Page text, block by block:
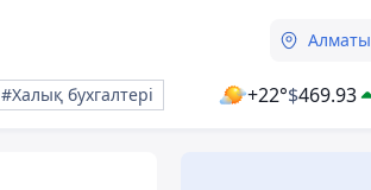
Алматы
#Халық бухгалтері +22°$469.93